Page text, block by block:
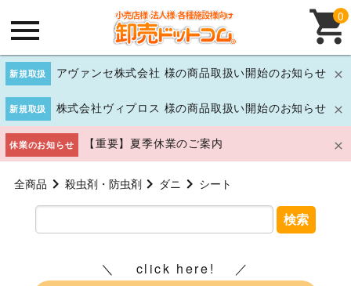
新規取扱 アヴァンセ株式会社 様の商品取扱い開始のお知らせ
新規取扱 株式会社ヴィプロス 様の商品取扱い開始のお知らせ
休業のお知らせ 【重要】夏季休業のご案内
0
全商品 殺虫剤・防虫剤 ダニ シート
検索
click here!